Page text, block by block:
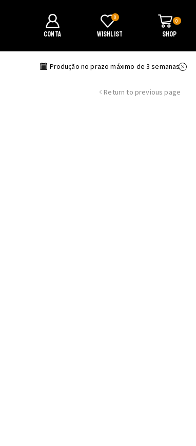
CONTA
0
WISHLIST
0
SHOP
Produção no prazo máximo de 3 semanas
Return to previous page